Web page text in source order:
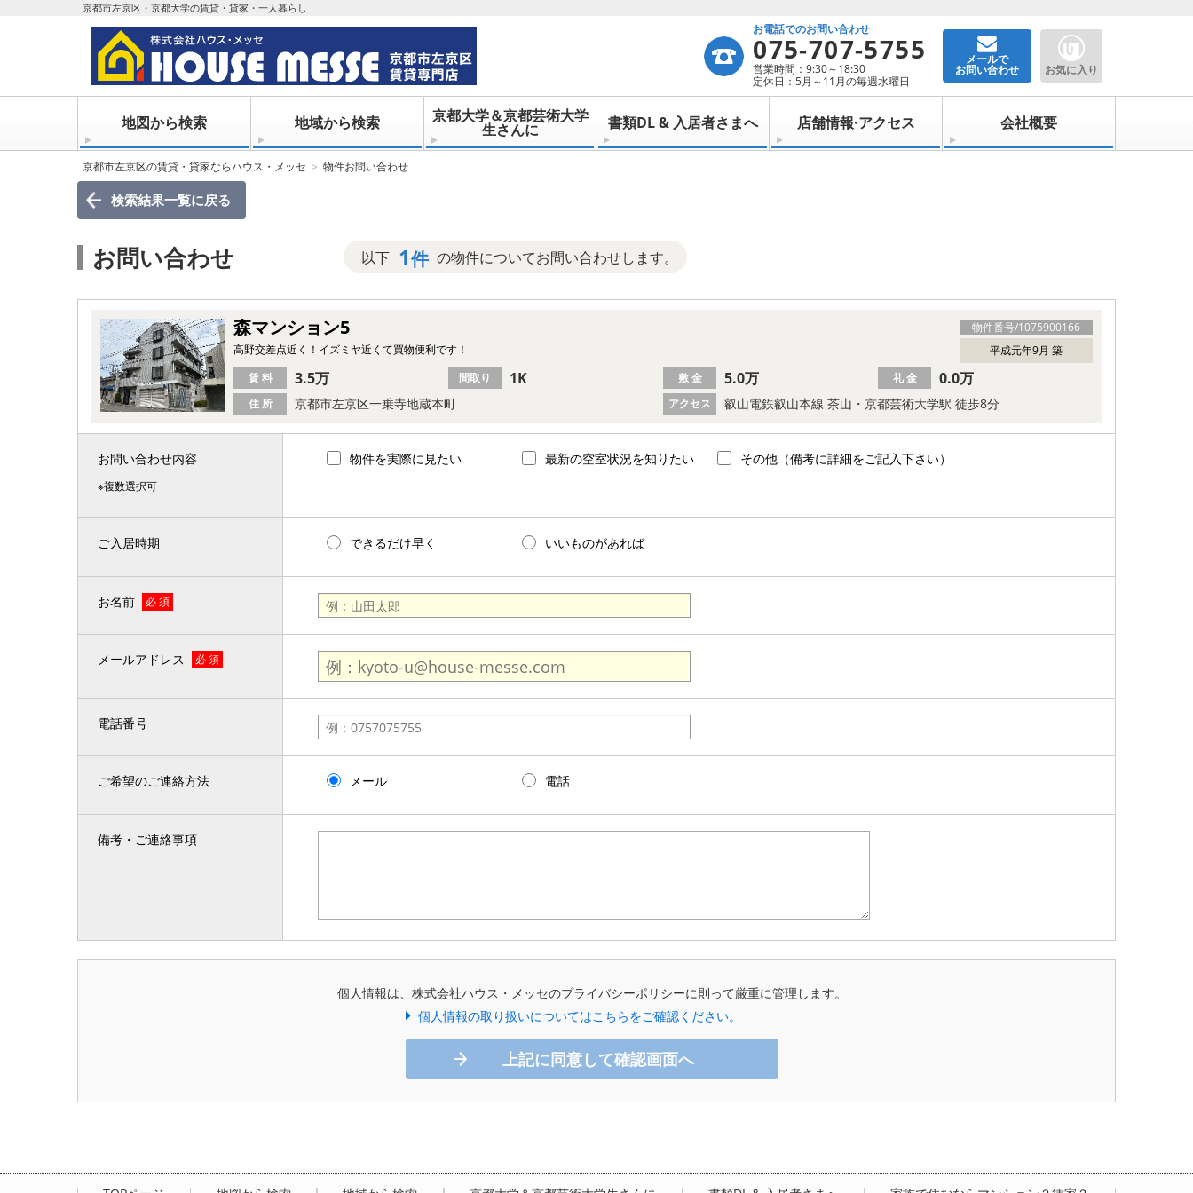
京都市左京区・京都大学の賃貸・貸家・一人暮らし
お電話でのお問い合わせ
075-707-5755
営業時間：9:30～18:30
定休日：5月～11月の毎週水曜日
メールで
お問い合わせ お気に入り
地図から検索 地域から検索 京都大学＆京都芸術大学
生さんに 書類DL & 入居者さまへ 店舗情報·アクセス 会社概要
京都市左京区の賃貸・貸家ならハウス・メッセ 物件お問い合わせ
検索結果一覧に戻る
お問い合わせ 以下 1件 の物件についてお問い合わせします。
物件番号/1075900166
森マンション5
平成元年9月 築
高野交差点近く！イズミヤ近くて買物便利です！
住 所 京都市左京区一乗寺地蔵本町 アクセス 叡山電鉄叡山本線 茶山・京都芸術大学駅 徒歩8分
賃 料 3.5万 間取り 1K 敷 金 5.0万 礼 金 0.0万
お問い合わせ内容
※複数選択可
物件を実際に見たい 最新の空室状況を知りたい その他（備考に詳細をご記入下さい）
ご入居時期 できるだけ早く いいものがあれば
お名前 必 須
メールアドレス 必 須
電話番号
ご希望のご連絡方法 メール 電話
備考・ご連絡事項
個人情報は、株式会社ハウス・メッセのプライバシーポリシーに則って厳重に管理します。
個人情報の取り扱いについてはこちらをご確認ください。
上記に同意して確認画面へ